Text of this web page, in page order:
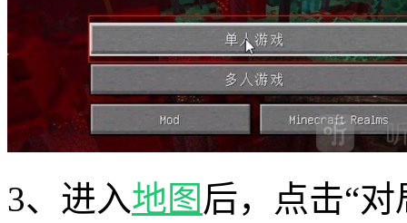
3、进入地图 后，点击“